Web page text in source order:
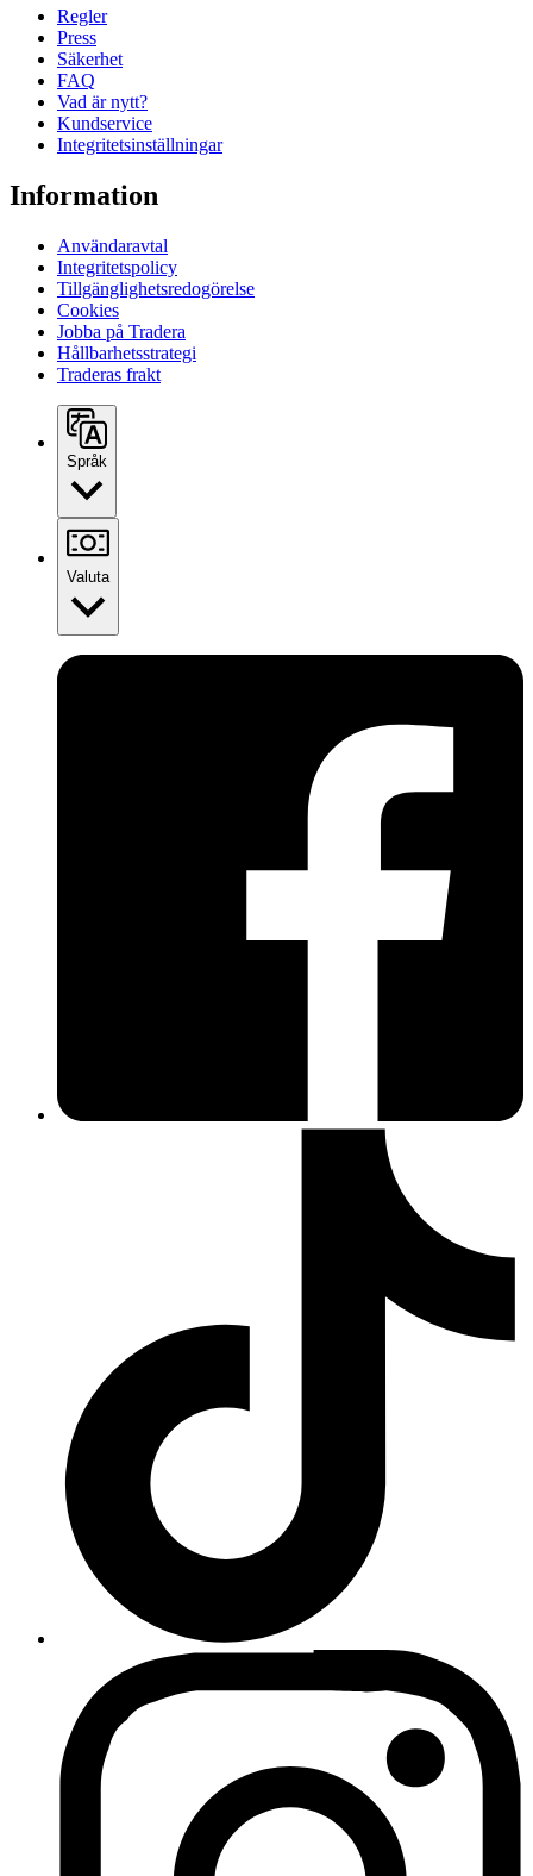
Regler
Press
Säkerhet
FAQ
Vad är nytt?
Kundservice
Integritetsinställningar
Information
Användaravtal
Integritetspolicy
Tillgänglighetsredogörelse
Cookies
Jobba på Tradera
Hållbarhetsstrategi
Traderas frakt
Språk
Valuta